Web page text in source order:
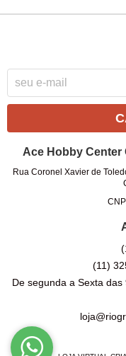
Ace Hobby Center
Rua Coronel Xavier de
(11)
De segunda a Sexta